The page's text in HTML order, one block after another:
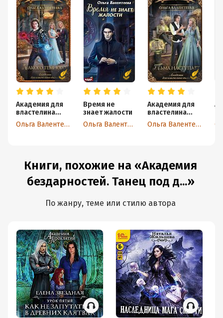
Академия для
властелина
тьмы. Какого
темного?
Ольга Валентеева
Время не
знает жалости
Ольга Валентеева
Академия для
властелина
тьмы. Тьма
наступает
Ольга Валентеева
Книги, похожие на «Академия
бездарностей. Танец под д...»
По жанру, теме или стилю автора